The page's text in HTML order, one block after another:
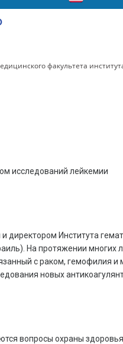
факультета
исследований лейкемии
Института
На протяжении многих
с раком, гемофилия и
новых
вопросы охраны